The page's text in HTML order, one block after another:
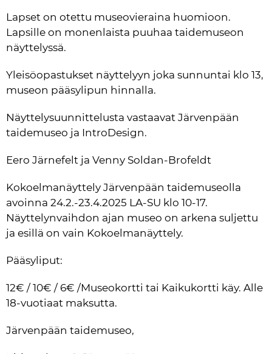
Lapset on otettu museovieraina huomioon.
Lapsille on monenlaista puuhaa taidemuseon
näyttelyssä.
Yleisöopastukset näyttelyyn joka sunnuntai klo 13,
museon pääsylipun hinnalla.
Näyttelysuunnittelusta vastaavat Järvenpään
taidemuseo ja IntroDesign.
Eero Järnefelt ja Venny Soldan-Brofeldt
Kokoelmanäyttely Järvenpään taidemuseolla
avoinna 24.2.-23.4.2025 LA-SU klo 10-17.
Näyttelynvaihdon ajan museo on arkena suljettu
ja esillä on vain Kokoelmanäyttely.
Pääsyliput:
12€ / 10€ / 6€ /Museokortti tai Kaikukortti käy. Alle
18-vuotiaat maksutta.
Järvenpään taidemuseo,